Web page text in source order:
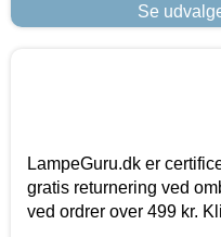
Se
LampeGuru.dk er
gratis returnering ved
ved ordrer over 499 kr.